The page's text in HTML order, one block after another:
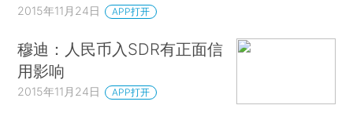
2015年11月24日 APP打开
穆迪：人民币入SDR有正面信
用影响
2015年11月24日 APP打开